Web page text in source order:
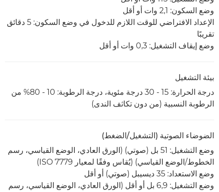
وضع السكون: 2,1 وات أو أقل
الإعداد الافتراضي للوقت اللازم للدخول في وضع السكون: 5 دقائق
تقريبًا
وضع إيقاف التشغيل: 0,3 وات أو أقل
بيئة التشغيل
درجة الحرارة: 15 - 30 درجة مئوية، درجة الرطوبة: 10 - 80% من
الرطوبة النسبية (من دون تكاثف الندى)
الضوضاء الصوتية (التشغيل/الضغط)
وضع التشغيل: 51 بل (صوتي) (الورق العادي، الوضع القياسي، رسم
الخطوط/الوضع القياسي) (يُقاس وفقًا لمعيار ISO 7779)
وضع الاستعداد: 35 ديسيبل (صوتي) أو أقل
وضع التشغيل: 6,9 بل أو أقل (الورق العادي، الوضع القياسي، رسم